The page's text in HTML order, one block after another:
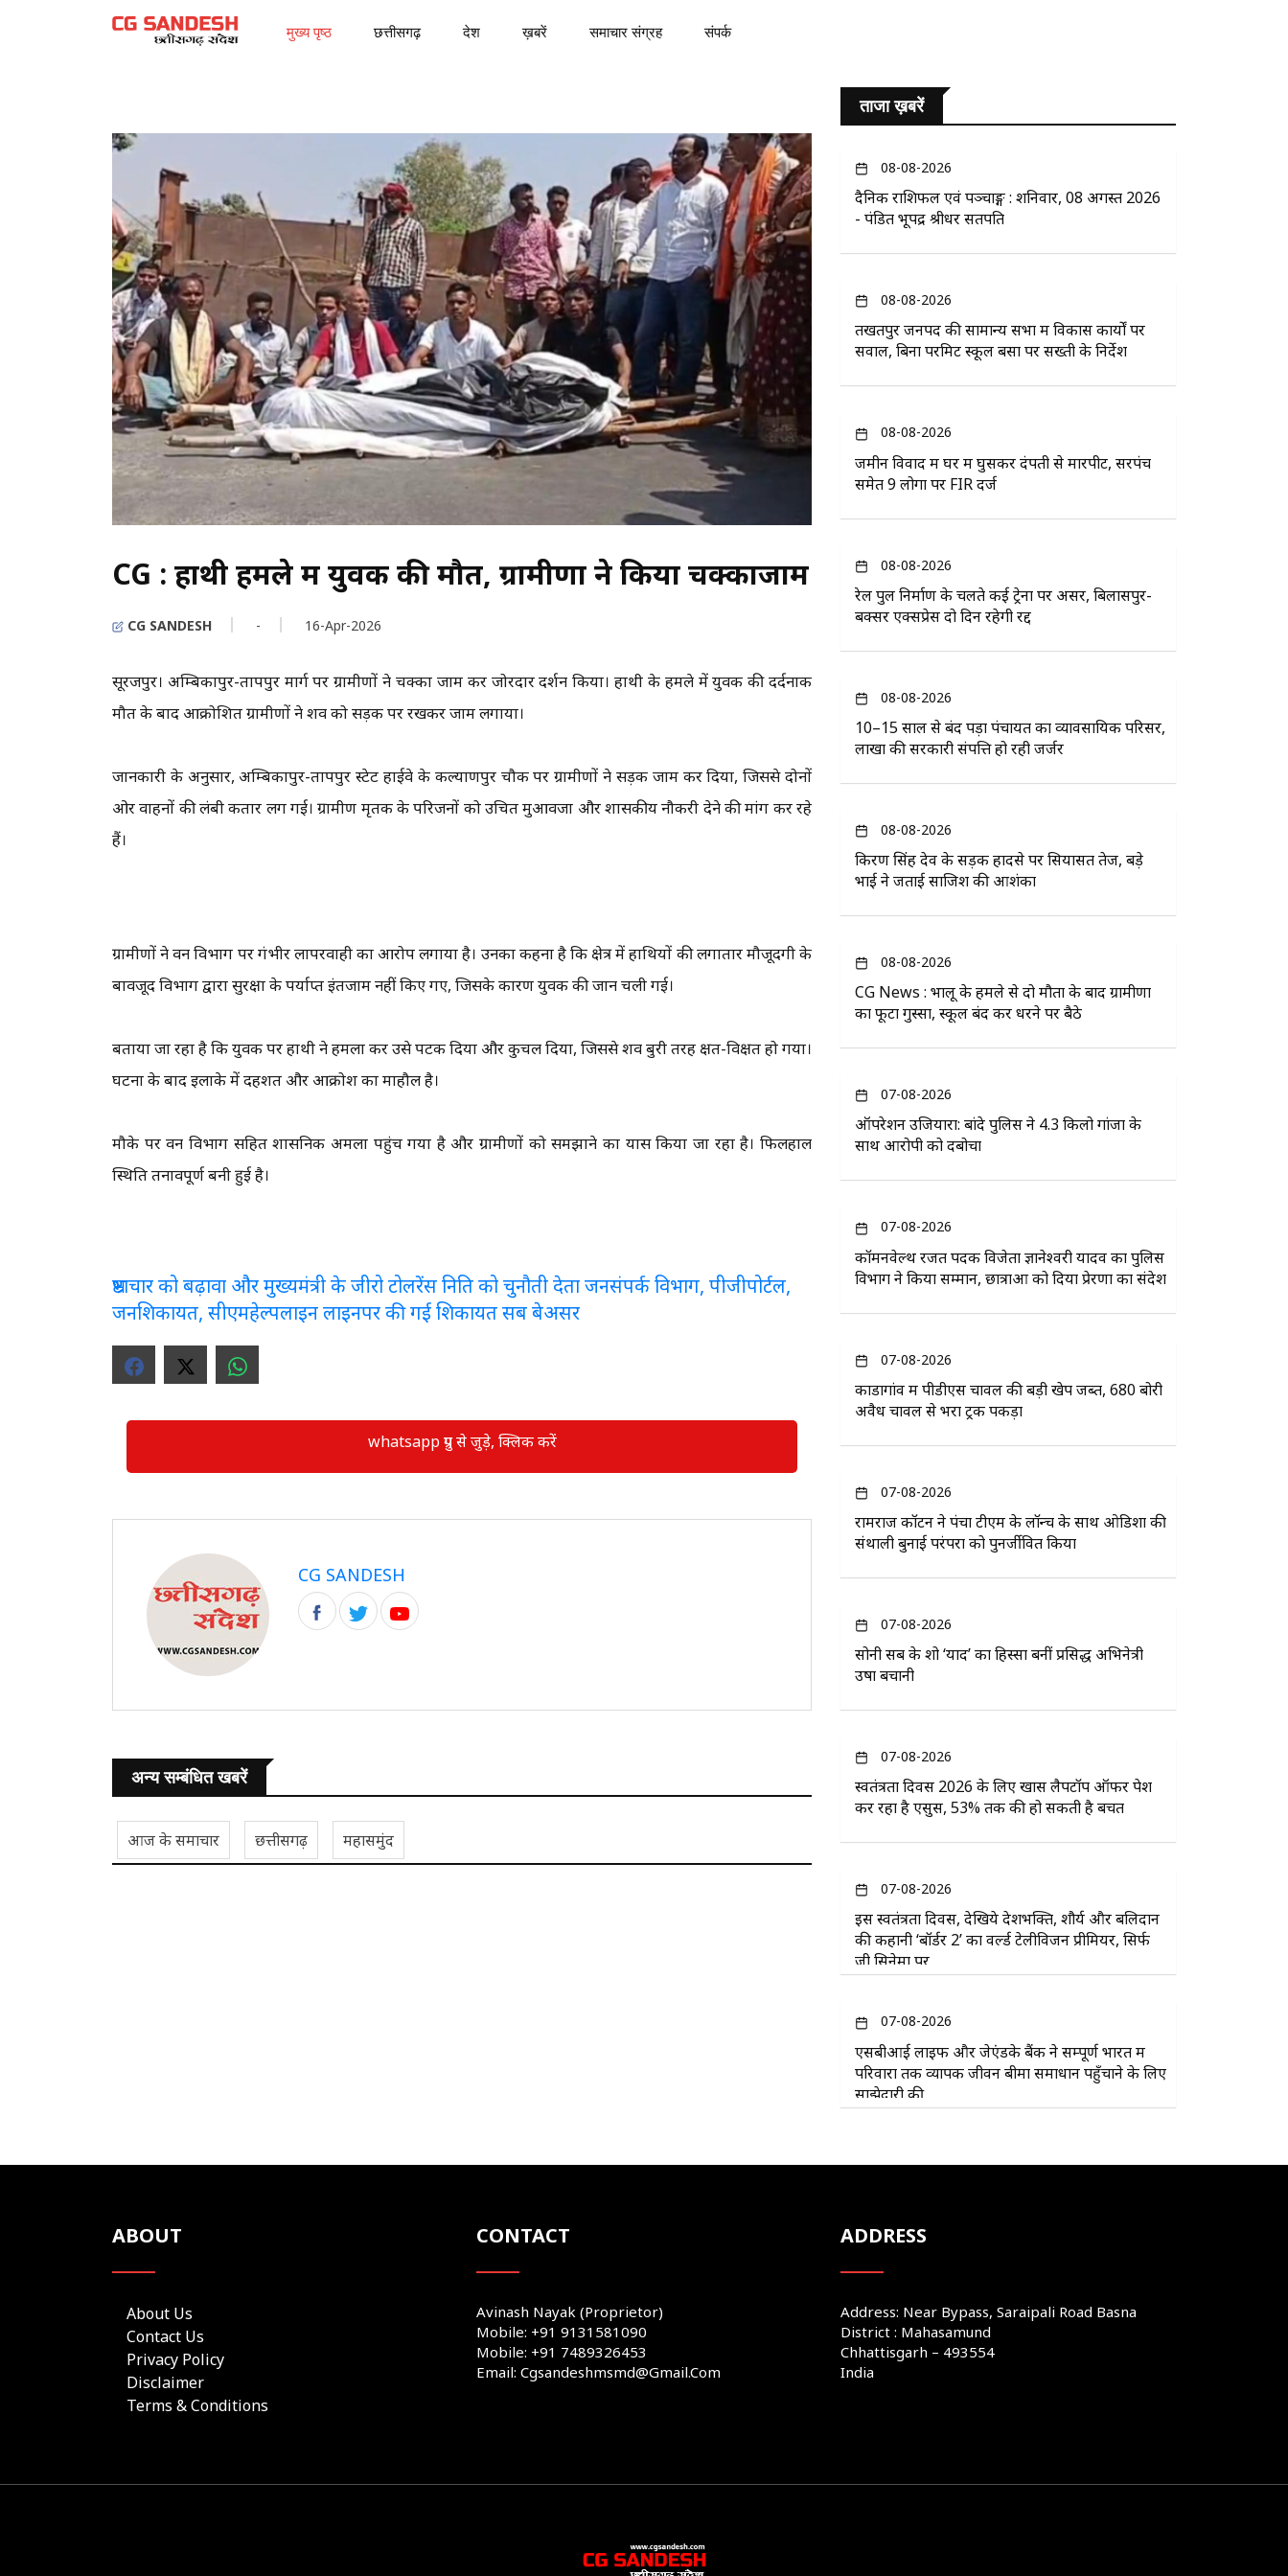
मुख्य पृष्ठ छत्तीसगढ़ देश ख़बरें समाचार संग्रह संपर्क
CG : हाथी हमले में युवक की मौत, ग्रामीणों ने किया चक्काजाम
CG SANDESH - 16-Apr-2026
सूरजपुर। अम्बिकापुर-प्रतापपुर मार्ग पर ग्रामीणों ने चक्का जाम कर जोरदार प्रदर्शन किया। हाथी के हमले में युवक की दर्दनाक
मौत के बाद आक्रोशित ग्रामीणों ने शव को सड़क पर रखकर जाम लगाया।
जानकारी के अनुसार, अम्बिकापुर-प्रतापपुर स्टेट हाईवे के कल्याणपुर चौक पर ग्रामीणों ने सड़क जाम कर दिया, जिससे दोनों
ओर वाहनों की लंबी कतार लग गई। ग्रामीण मृतक के परिजनों को उचित मुआवजा और शासकीय नौकरी देने की मांग कर रहे
हैं।
ग्रामीणों ने वन विभाग पर गंभीर लापरवाही का आरोप लगाया है। उनका कहना है कि क्षेत्र में हाथियों की लगातार मौजूदगी के
बावजूद विभाग द्वारा सुरक्षा के पर्याप्त इंतजाम नहीं किए गए, जिसके कारण युवक की जान चली गई।
बताया जा रहा है कि युवक पर हाथी ने हमला कर उसे पटक दिया और कुचल दिया, जिससे शव बुरी तरह क्षत-विक्षत हो गया।
घटना के बाद इलाके में दहशत और आक्रोश का माहौल है।
मौके पर वन विभाग सहित प्रशासनिक अमला पहुंच गया है और ग्रामीणों को समझाने का प्रयास किया जा रहा है। फिलहाल
स्थिति तनावपूर्ण बनी हुई है।
भ्रष्टाचार को बढ़ावा और मुख्यमंत्री के जीरो टोलरेंस निति को चुनौती देता जनसंपर्क विभाग, पीजीपोर्टल,
जनशिकायत, सीएमहेल्पलाइन लाइनपर की गई शिकायत सब बेअसर
whatsapp ग्रुप से जुड़े, क्लिक करें
CG SANDESH
अन्य सम्बंधित खबरें
आज के समाचार छत्तीसगढ़ महासमुंद
ताजा ख़बरें
08-08-2026
दैनिक राशिफल एवं पञ्चाङ्ग : शनिवार, 08 अगस्त 2026
- पंडित भूपेंद्र श्रीधर सतपति
08-08-2026
तखतपुर जनपद की सामान्य सभा में विकास कार्यों पर
सवाल, बिना परमिट स्कूल बसों पर सख्ती के निर्देश
08-08-2026
जमीन विवाद में घर में घुसकर दंपती से मारपीट, सरपंच
समेत 9 लोगों पर FIR दर्ज
08-08-2026
रेल पुल निर्माण के चलते कई ट्रेनों पर असर, बिलासपुर-
बक्सर एक्सप्रेस दो दिन रहेगी रद्द
08-08-2026
10–15 साल से बंद पड़ा पंचायत का व्यावसायिक परिसर,
लाखों की सरकारी संपत्ति हो रही जर्जर
08-08-2026
किरण सिंह देव के सड़क हादसे पर सियासत तेज, बड़े
भाई ने जताई साजिश की आशंका
08-08-2026
CG News : भालू के हमले से दो मौतों के बाद ग्रामीणों
का फूटा गुस्सा, स्कूल बंद कर धरने पर बैठे
07-08-2026
ऑपरेशन उजियारा: बांदे पुलिस ने 4.3 किलो गांजा के
साथ आरोपी को दबोचा
07-08-2026
कॉमनवेल्थ रजत पदक विजेता ज्ञानेश्वरी यादव का पुलिस
विभाग ने किया सम्मान, छात्राओं को दिया प्रेरणा का संदेश
07-08-2026
कोंडागांव में पीडीएस चावल की बड़ी खेप जब्त, 680 बोरी
अवैध चावल से भरा ट्रक पकड़ा
07-08-2026
रामराज कॉटन ने पंचा टीएम के लॉन्च के साथ ओडिशा की
संथाली बुनाई परंपरा को पुनर्जीवित किया
07-08-2026
सोनी सब के शो ‘यादें’ का हिस्सा बनीं प्रसिद्ध अभिनेत्री
उषा बचानी
07-08-2026
स्वतंत्रता दिवस 2026 के लिए खास लैपटॉप ऑफर पेश
कर रहा है एसुस, 53% तक की हो सकती है बचत
07-08-2026
इस स्वतंत्रता दिवस, देखिये देशभक्ति, शौर्य और बलिदान
की कहानी ‘बॉर्डर 2’ का वर्ल्ड टेलीविजन प्रीमियर, सिर्फ
ज़ी सिनेमा पर
07-08-2026
एसबीआई लाइफ और जेएंडके बैंक ने सम्पूर्ण भारत में
परिवारों तक व्यापक जीवन बीमा समाधान पहुँचाने के लिए
साझेदारी की
ABOUT
About Us
Contact Us
Privacy Policy
Disclaimer
Terms & Conditions
CONTACT
Avinash Nayak (Proprietor)
Mobile: +91 9131581090
Mobile: +91 7489326453
Email: Cgsandeshmsmd@gmail.com
ADDRESS
Address: Near Bypass, Saraipali Road Basna
District : Mahasamund
Chhattisgarh – 493554
India